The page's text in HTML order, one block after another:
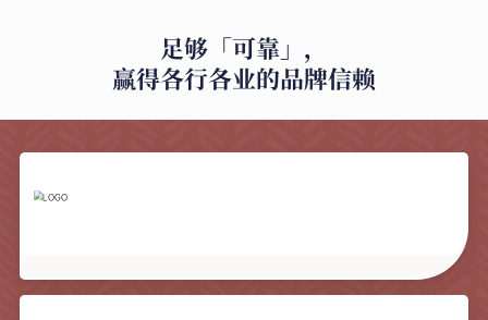
足够「可靠」，
赢得各行各业的品牌信赖